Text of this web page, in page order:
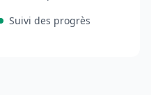
Suivi des progrès